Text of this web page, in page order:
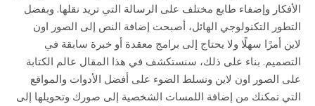
الأفكار وإضفاء طابع مختلف على الرسالة التي تريد نقلها. وبفضل
التطور التكنولوجي الهائل، أصبحت إضافة النص إلى الصور اون
لاين أمرًا سهلًا ولا يحتاج إلى برامج معقدة أو خبرة سابقة في
التصميم. بناء على ذلك، سنستكشف في هذا المقال عالم الكتابة
على الصور اون لاين ونسلط الضوء على أفضل الأدوات والمواقع
التي تمكنك من إضافة اللمسات الشخصية إلى صورك وتحويلها إلى